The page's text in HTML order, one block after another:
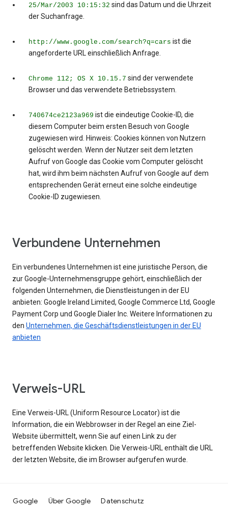
25/Mar/2003 10:15:32 sind das Datum und die Uhrzeit
der Suchanfrage.
http://www.google.com/search?q=cars ist die
angeforderte URL einschließlich Anfrage.
Chrome 112; OS X 10.15.7 sind der verwendete
Browser und das verwendete Betriebssystem.
740674ce2123a969 ist die eindeutige Cookie-ID, die
diesem Computer beim ersten Besuch von Google
zugewiesen wird. Hinweis: Cookies können von Nutzern
gelöscht werden. Wenn der Nutzer seit dem letzten
Aufruf von Google das Cookie vom Computer gelöscht
hat, wird ihm beim nächsten Aufruf von Google auf dem
entsprechenden Gerät erneut eine solche eindeutige
Cookie-ID zugewiesen.
Verbundene Unternehmen
Ein verbundenes Unternehmen ist eine juristische Person, die
zur Google-Unternehmensgruppe gehört, einschließlich der
folgenden Unternehmen, die Dienstleistungen in der EU
anbieten: Google Ireland Limited, Google Commerce Ltd, Google
Payment Corp und Google Dialer Inc. Weitere Informationen zu
den Unternehmen, die Geschäftsdienstleistungen in der EU
anbieten
Verweis-URL
Eine Verweis-URL (Uniform Resource Locator) ist die
Information, die ein Webbrowser in der Regel an eine Ziel-
Website übermittelt, wenn Sie auf einen Link zu der
betreffenden Website klicken. Die Verweis-URL enthält die URL
der letzten Website, die im Browser aufgerufen wurde.
Google Über Google Datenschutz